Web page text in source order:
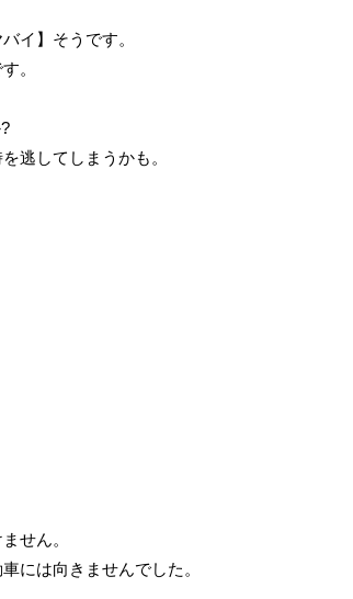
イ】そうです。
。
逃してしまうかも。
せん。
には向きませんでした。